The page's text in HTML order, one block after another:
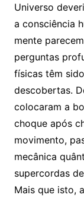
Universo
a consciência
mente
perguntas
físicas têm
descobertas.
colocaram a
choque após
movimento,
mecânica
supercordas
Mais que isto,